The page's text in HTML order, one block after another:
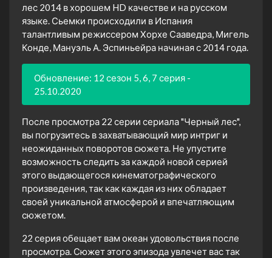
лес 2014 в хорошем HD качестве и на русском
языке. Сьемки происходили в Испания
талантливым режиссером Хорхе Сааведра, Мигель
Конде, Мануэль А. Эспиньейра начиная с 2014 года.
Обновление: 12 сезон 5, 6, 7 серия -
25.10.2020
После просмотра 22 серии сериала "Черный лес",
вы погрузитесь в захватывающий мир интриг и
неожиданных поворотов сюжета. Не упустите
возможность следить за каждой новой серией
этого выдающегося кинематографического
произведения, так как каждая из них обладает
своей уникальной атмосферой и впечатляющим
сюжетом.
22 серия обещает вам океан удовольствия после
просмотра. Сюжет этого эпизода увлечет вас так